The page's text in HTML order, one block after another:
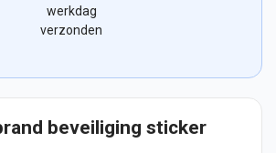
werkdag
verzonden
beveiliging sticker